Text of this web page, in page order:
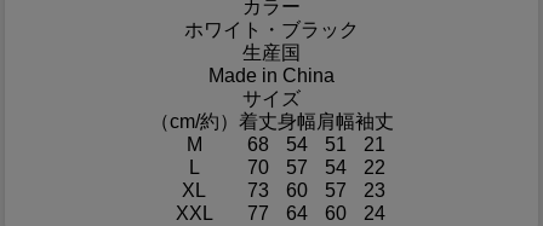
カラー
ホワイト・ブラック
生産国
Made in China
サイズ
（cm/約） 着丈身幅肩幅袖丈
M
68 54 51
21
L
70 57 54
22
XL
73 60 57
23
XXL
77 64 60 24